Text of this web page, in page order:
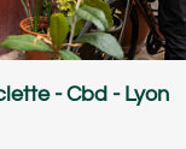
- Cbd - Lyon